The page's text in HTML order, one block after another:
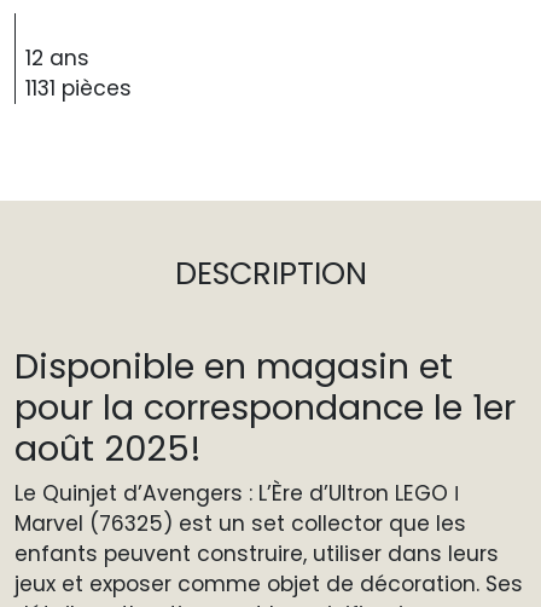
12 ans
1131 pièces
DESCRIPTION
Disponible en magasin et
pour la correspondance le 1er
août 2025!
Le Quinjet d’Avengers : L’Ère d’Ultron LEGO ǀ
Marvel (76325) est un set collector que les
enfants peuvent construire, utiliser dans leurs
jeux et exposer comme objet de décoration. Ses